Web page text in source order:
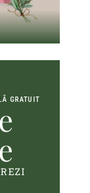
GRATUIT